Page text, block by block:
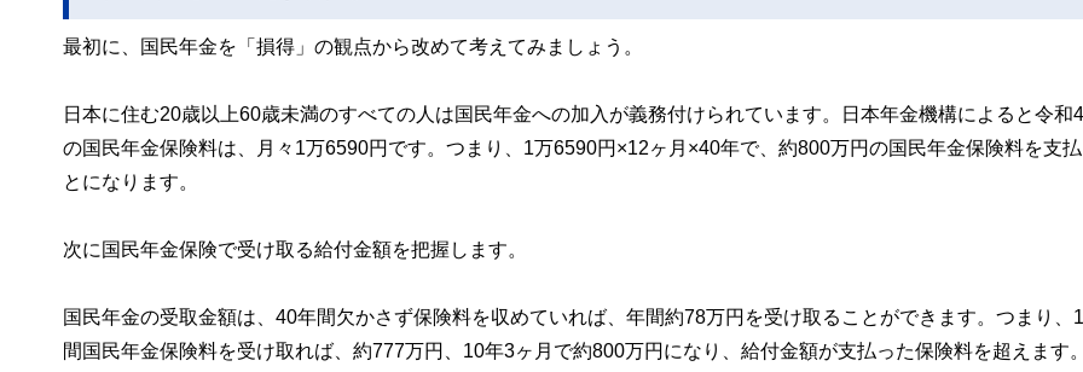
最初に、国民年金を「損得」の観点から改めて考えてみましょう。
日本に住む20歳以上60歳未満のすべての人は国民年金への加入が義務付けられています。日本年金機構によると令和
の国民年金保険料は、月々1万6590円です。つまり、1万6590円×12ヶ月×40年で、約800万円の国民年金保険料を支払
とになります。
次に国民年金保険で受け取る給付金額を把握します。
国民年金の受取金額は、40年間欠かさず保険料を収めていれば、年間約78万円を受け取ることができます。つまり、
間国民年金保険料を受け取れば、約777万円、10年3ヶ月で約800万円になり、給付金額が支払った保険料を超えます